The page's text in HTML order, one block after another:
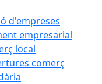
d'empreses
empresarial
local
comerç